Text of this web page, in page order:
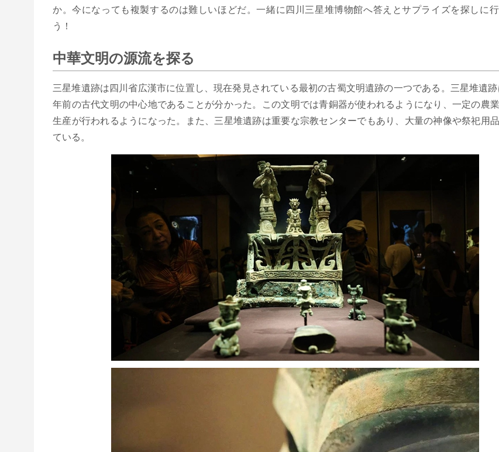
か。今になっても複製するのは難しいほどだ。一緒に四川三星堆博物館へ答えとサプライズを探しに
う！
中華文明の源流を探る
三星堆遺跡は四川省広漢市に位置し、現在発見されている最初の古蜀文明遺跡の一つである。三星堆遺跡
年前の古代文明の中心地であることが分かった。この文明では青銅器が使われるようになり、一定の農
生産が行われるようになった。また、三星堆遺跡は重要な宗教センターでもあり、大量の神像や祭祀用
ている。